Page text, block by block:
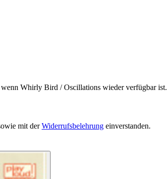
Whirly Bird / Oscillations wieder verfügbar ist.
mit derWiderrufsbelehrung einverstanden.